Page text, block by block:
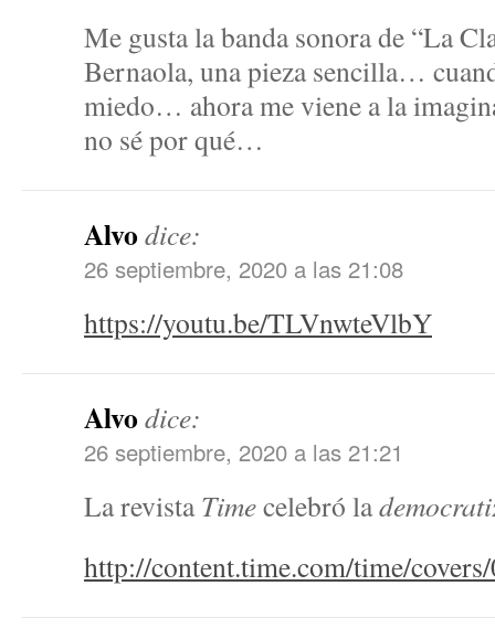
Me gusta la banda sonora de “La
Bernaola, una pieza sencilla…
miedo… ahora me viene a la
no sé por qué…
Alvodice:
26 septiembre, 2020 a las 21:08
https://youtu.be/TLVnwteVlbY
Alvodice:
26 septiembre, 2020 a las 21:21
La revistaTimecelebró la
http://content.time.com/time/